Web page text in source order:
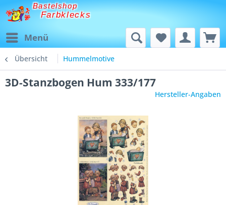
Bastelshop
Farbklecks
Menü
Übersicht Hummelmotive
3D-Stanzbogen Hum 333/177
Hersteller-Angaben